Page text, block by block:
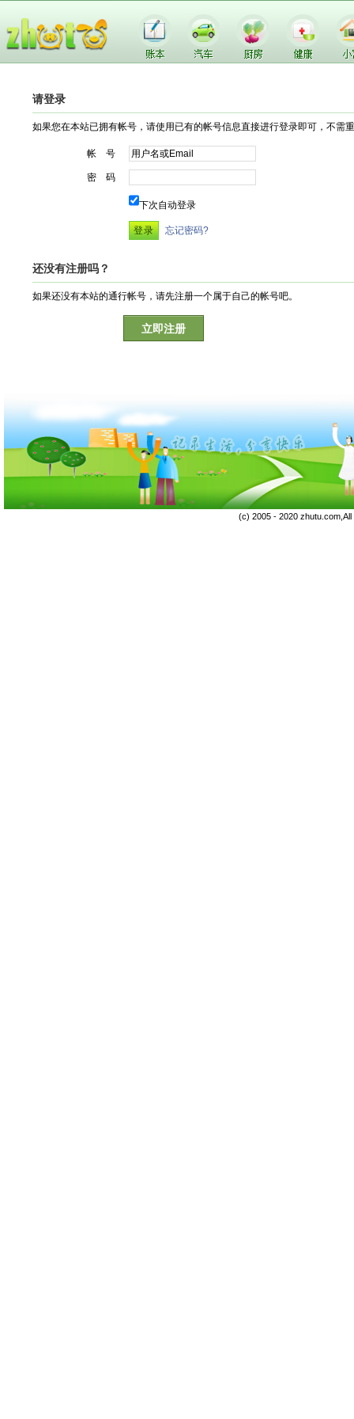
请登录
如果您在本站已拥有帐号，请使用已有的帐号信息直接进行登录即可，不需
帐 号
密 码
下次自动登录
忘记密码?
还没有注册吗？
如果还没有本站的通行帐号，请先注册一个属于自己的帐号吧。
立即注册
(c) 2005 - 2020